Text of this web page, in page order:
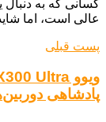
کسانی که به
عالی است، اما
پست قبلی
پادشاهی